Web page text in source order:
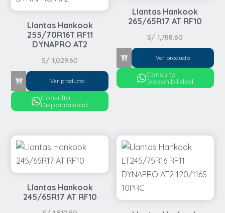
Llantas Hankook
255/70R16T RF11
DYNAPRO AT2
S/ 1,029.60
Ver producto
Consulta
Disponibilidad
Llantas Hankook
265/65R17 AT RF10
S/ 1,788.60
Ver producto
Consulta
Disponibilidad
Llantas Hankook
245/65R17 AT RF10